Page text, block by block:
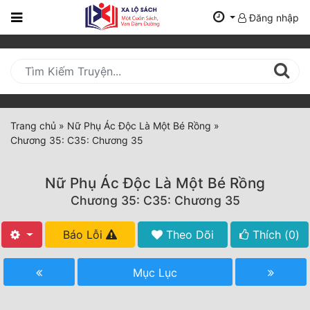
Trang
Mới
Cập
Nhật
(current)
Tất Cả
Hoàn Thành
Đăng nhập
Trang chủ » Nữ Phụ Ác Độc Là Một Bé Rồng »
Chương 35: C35: Chương 35
Nữ Phụ Ác Độc Là Một Bé Rồng
Chương 35: C35: Chương 35
Báo Lỗi Theo Dõi Thích (0)
Mục Lục